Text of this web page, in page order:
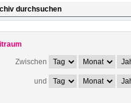
durchsuchen
Zwischen
und